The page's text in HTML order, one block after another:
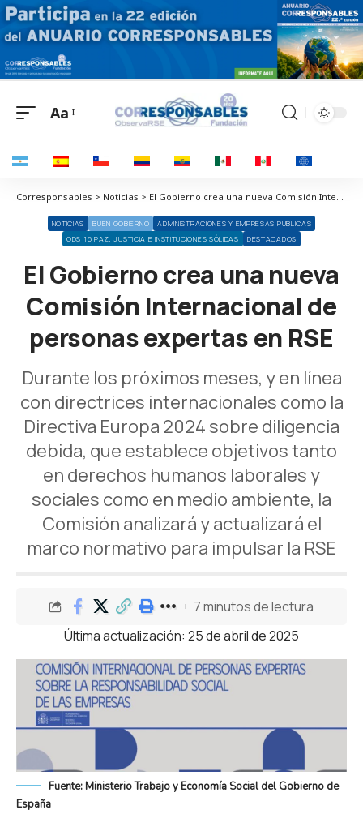
Aa
Corresponsables > Noticias > El Gobierno crea una nueva Comisión Internacional de personas expertas en RSE
NOTICIAS BUEN GOBIERNO
ADMINISTRACIONES Y EMPRESAS PÚBLICAS
ODS 16 PAZ, JUSTICIA E INSTITUCIONES SÓLIDAS
DESTACADOS
El Gobierno crea una nueva
Comisión Internacional de
personas expertas en RSE
Durante los próximos meses, y en línea
con directrices internacionales como la
Directiva Europa 2024 sobre diligencia
debida, que establece objetivos tanto
en derechos humanos laborales y
sociales como en medio ambiente, la
Comisión analizará y actualizará el
marco normativo para impulsar la RSE
Última actualización: 25 de abril de 2025
7 minutos de lectura
Fuente: Ministerio Trabajo y Economía Social del Gobierno de
España